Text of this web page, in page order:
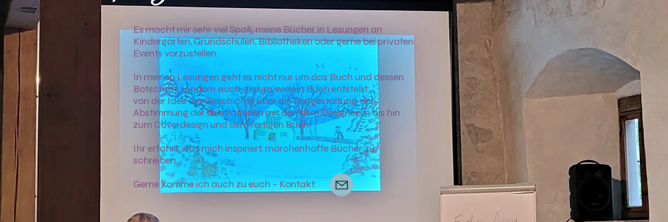
Es macht mir sehr viel Spaß, meine Bücher in Lesungen an
Kindergärten, Grundschulen, Bibliotheken oder gerne bei privaten
Events vorzustellen.
In meinen Lesungen geht es nicht nur um das Buch und dessen
Botschaft, sondern auch darum, wie ein Buch entsteht:
von der Idee der Geschichte über die Textgestaltung, der
Abstimmung der Illustrationen mit der/dem Designer/in bis hin
zum Coverdesign und dem fertigen Buch.
Ihr erfahrt, was mich inspiriert, märchenhafte Bücher zu
schreiben.
Gerne komme ich auch zu euch - Kontakt: